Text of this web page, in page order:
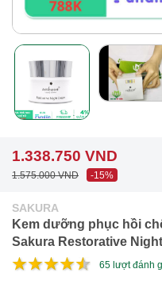
1.338.750 VND
1.575.000 VND -15%
SAKURA
Kem dưỡng phục hồi
Sakura Restorative
65 lượt đánh